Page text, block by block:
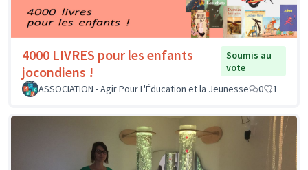
4000 LIVRES pour les enfants
jocondiens !
Soumis au
vote
ASSOCIATION - Agir Pour L'Éducation et la Jeunesse
0 1